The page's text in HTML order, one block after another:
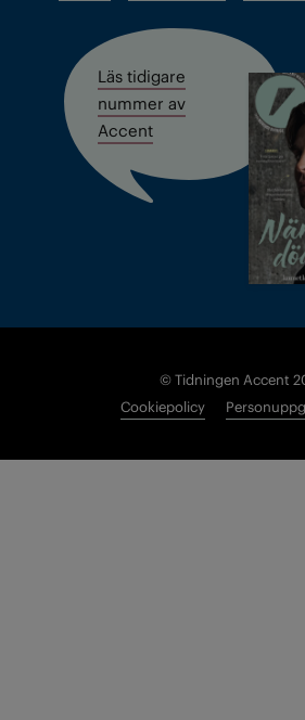
Läs tidigare
nummer av
Accent
© Tidningen Accent
Cookiepolicy